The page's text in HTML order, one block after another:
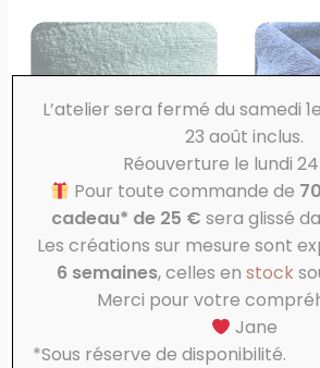
EN RUPTURE DE STOCK
Micro éponge de Bambou
Vert d’eau
Micro
Marine
9,00€
LIRE
L’atelier sera fermé du samedi
23 août inclus.
Réouverture le lundi
Pour toute commande de
cadeau* de 25 € sera glissé
Les créations sur mesure sont
6 semaines, celles en stock
Merci pour votre
Jane
*Sous réserve de disponibilité.